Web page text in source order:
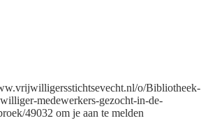
o/Bibliotheek-
medewerkers-gezocht-in-de-
49032 om je aan te melden